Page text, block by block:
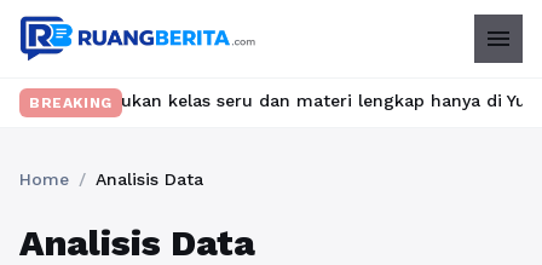
menu
BREAKING
Temukan kelas seru dan materi lengkap hanya di
Home / Analisis Data
Analisis Data